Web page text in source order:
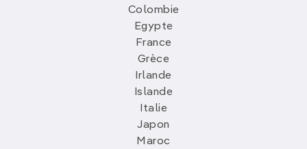
Colombie
Egypte
France
Grèce
Irlande
Islande
Italie
Japon
Maroc